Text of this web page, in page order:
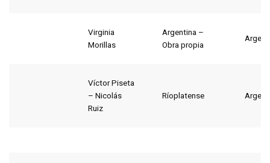
Virginia
Morillas
Argentina –
Obra propia
Víctor Piseta
– Nicolás
Ruiz
Ríoplatense